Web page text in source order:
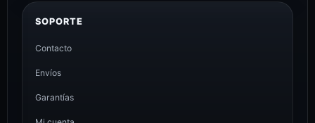
SOPORTE
Contacto
Envíos
Garantías